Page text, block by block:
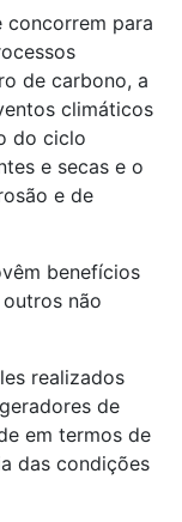
concorrem para
de carbono, a
climáticos
do ciclo
e secas e o
e de
benefícios
não
realizados
de
em termos de
das condições